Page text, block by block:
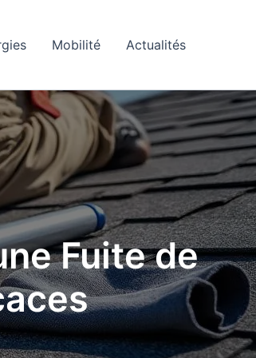
Mobilité Actualités
Fuite de